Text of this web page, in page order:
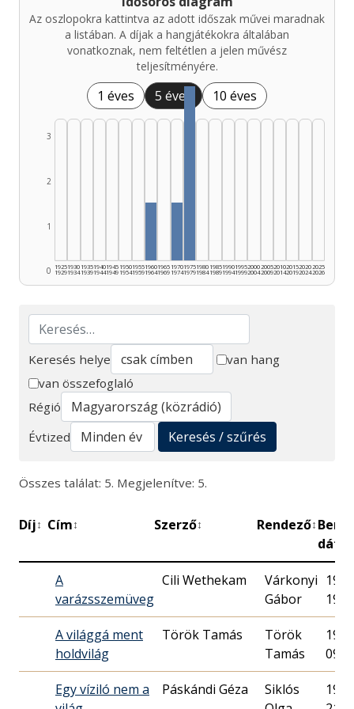
Az oszlopokra kattintva az adott időszak művei maradnak
a listában. A díjak a hangjátékokra általában
vonatkoznak, nem feltétlen a jelen művész
teljesítményére.
1 éves 5 éves 10 éves
0
1
2
3
1925
1929
1930
1934
1935
1939
1940
1944
1945
1949
1950
1954
1955
1959
1960
1964
1965
1969
1970
1974
1975
1979
1980
1984
1985
1989
1990
1994
1995
1999
2000
2004
2005
2009
2010
2014
2015
2019
2020
2024
2025
2026
Keresés
Keresés helye
van hang
van összefoglaló
Régió
Évtized
Keresés / szűrés
Összes találat: 5. Megjelenítve: 5.
Díj↕ Cím↕ Szerző↕ Rendező↕
A
varázsszemüveg
Cili Wethekam
Várkonyi
Gábor
19.
A világgá ment
holdvilág
Török Tamás
Török
Tamás
09.
Egy víziló nem a
Páskándi Géza
Siklós